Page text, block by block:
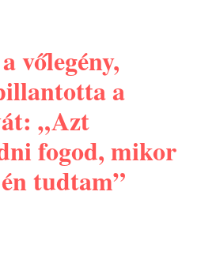
vőlegény,
a
„Azt
fogod, mikor
tudtam”